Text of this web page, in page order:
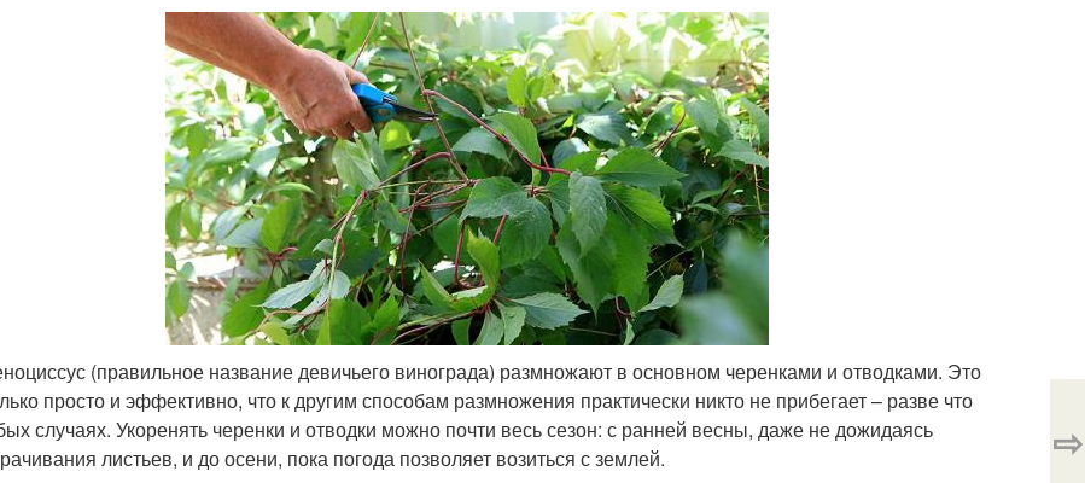
(правильное название девичьего винограда) размножают в основном черенками и отводками. Это
просто и эффективно, что к другим способам размножения практически никто не прибегает – разве что
случаях. Укоренять черенки и отводки можно почти весь сезон: с ранней весны, даже не дожидаясь
листьев, и до осени, пока погода позволяет возиться с землей.
⇨